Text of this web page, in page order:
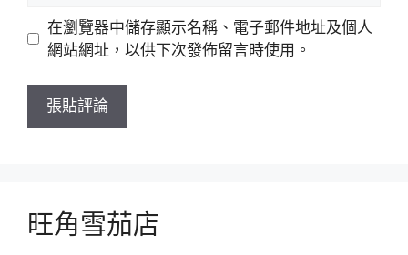
站
在瀏覽器中儲存顯示名稱、電子郵件地址及個人
網站網址，以供下次發佈留言時使用。
旺角雪茄店